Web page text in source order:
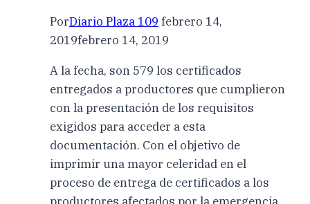
PorDiario Plaza 109 febrero 14,
2019febrero 14, 2019
A la fecha, son 579 los certificados
entregados a productores que cumplieron
con la presentación de los requisitos
exigidos para acceder a esta
documentación. Con el objetivo de
imprimir una mayor celeridad en el
proceso de entrega de certificados a los